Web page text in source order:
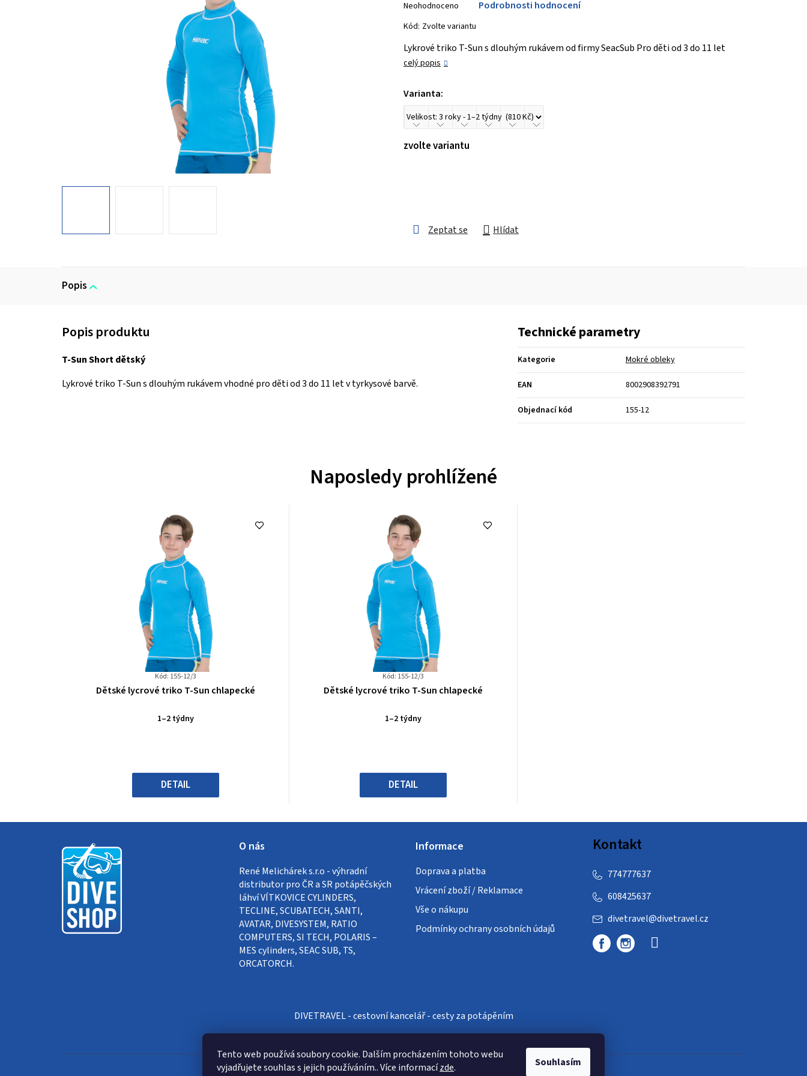
Tento web používá soubory cookie. Dalším procházením tohoto webu
vyjadřujete souhlas s jejich používáním.. Více informacízde. Souhlasím
hodnocení
produktu
0,0
z 5
Neohodnoceno Podrobnosti hodnocení
Kód: Zvolte variantu
Lykrové triko T-Sun s dlouhým rukávem od firmy SeacSub Pro děti od 3 do 11 let
celý popis
Varianta:
zvolte variantu
Zeptat se Hlídat
Popis
T-Sun Short dětský
Lykrové triko T-Sun s dlouhým rukávem vhodné pro děti od 3 do 11 let v tyrkysové barvě.
Technické parametry
Kategorie Mokré obleky
EAN 8002908392791
Objednací kód 155-12
Naposledy prohlížené
Kód: 155-12/3
Průměrné
produktu
hvězdiček.
Dětské lycrové triko T-Sun chlapecké
1–2 týdny
DETAIL
Kód: 155-12/3
Průměrné
produktu
hvězdiček.
Dětské lycrové triko T-Sun chlapecké
1–2 týdny
DETAIL
O nás
René Melichárek s.r.o - výhradní
distributor pro ČR a SR potápěčských
láhví VÍTKOVICE CYLINDERS,
TECLINE, SCUBATECH, SANTI,
AVATAR, DIVESYSTEM, RATIO
COMPUTERS, SI TECH, POLARIS –
MES cylinders, SEAC SUB, TS,
ORCATORCH.
Informace
Doprava a platba
Vrácení zboží / Reklamace
Vše o nákupu
Podmínky ochrany osobních údajů
Kontakt
divetravel@divetravel.cz
608425637
774777637
DIVETRAVEL - cestovní kancelář - cesty za potápěním